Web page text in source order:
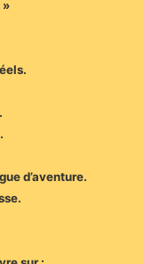
»
d’aventure.